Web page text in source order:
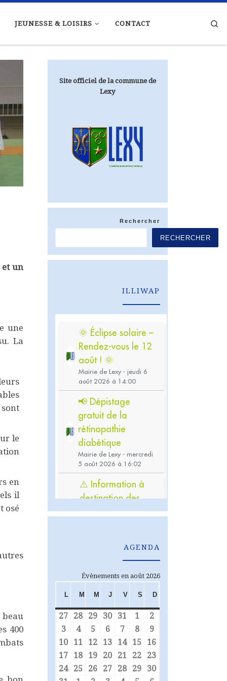
JEUNESSE & LOISIRS CONTACT
et un
une
La
le
en
il
osé
beau
400
Site officiel de la commune de
Lexy
Rechercher
RECHERCHER
ILLIWAP
AGENDA
Évènements en août 2026
L
M
M
J
V
S
D
27 27 juillet 2026
28 28 juillet 2026
29 29 juillet 2026
30 30 juillet 2026
31 31 juillet 2026
1 1 août 2026
2
3 3 août 2026
44 août 2026
5 5 août 2026
6 6 août 2026
7 7 août 2026
8 8 août 2026
9
10 10 août 2026
11 11 août 2026
12 12 août 2026
13 13 août 2026
1414 août 2026
15 15 août 2026
16
17 17 août 2026
18 18 août 2026
19 19 août 2026
20 20 août 2026
21 21 août 2026
22 22 août 2026
23
2424 août 2026
25 25 août 2026
26 26 août 2026
27 27 août 2026
28 28 août 2026
29 29 août 2026
30